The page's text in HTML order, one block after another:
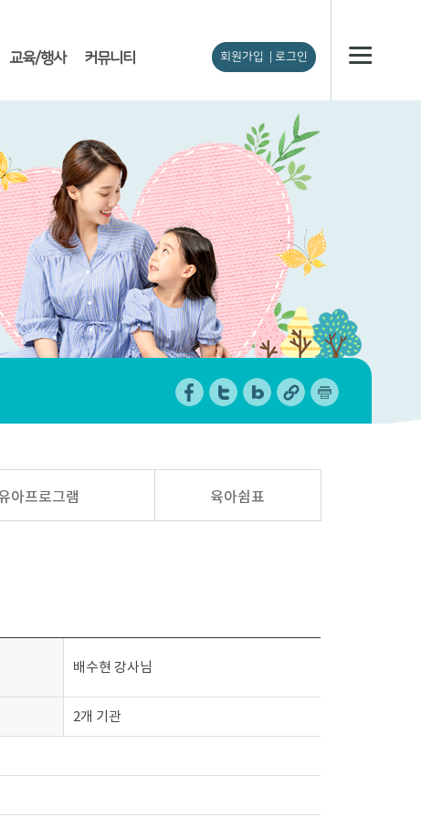
교육/행사 커뮤니티 회원가입 로그인
아프로그램 육아쉼표
배수현 강사님
2개 기관